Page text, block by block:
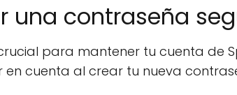
una contraseña
para mantener tu cuenta de
cuenta al crear tu nueva